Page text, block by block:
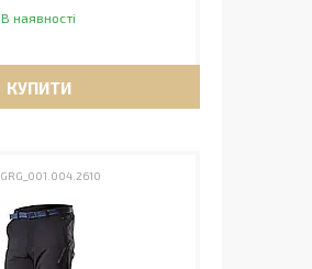
В наявності
КУПИТИ
GRG_001.004.2610